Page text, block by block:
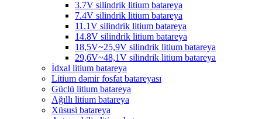
3.7V silindrik litium batareya
7.4V silindrik litium batareya
11.1V silindrik litium batareya
14.8V silindrik litium batareya
18,5V~25,9V silindrik litium batareya
29,6V~48,1V silindrik litium batareya
İdxal litium batareya
Litium dəmir fosfat batareyası
Güclü litium batareya
Ağıllı litium batareya
Xüsusi batareya